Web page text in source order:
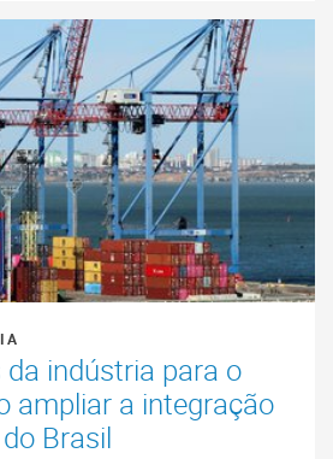
indústria para o
ampliar a integração
Brasil